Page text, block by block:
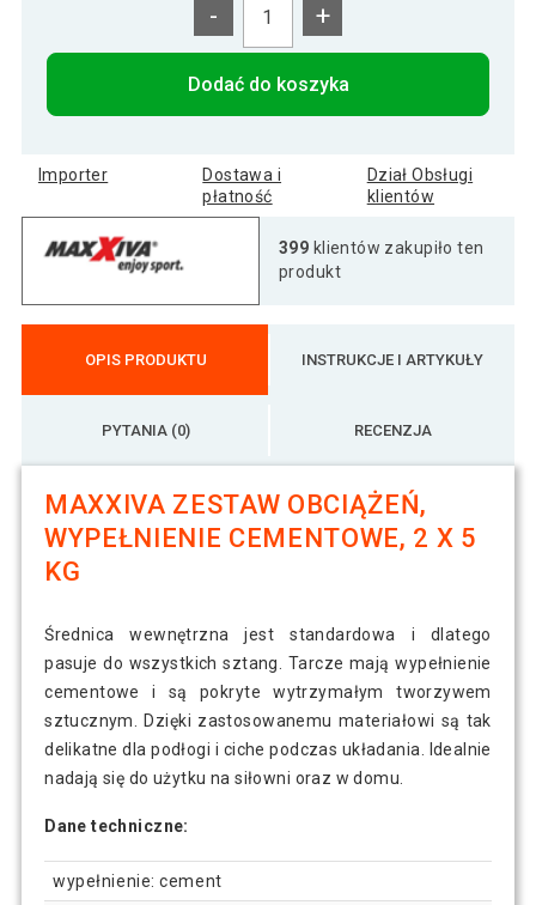
- +
Dodać do koszyka
Importer
Dostawa i
płatność
Dział Obsługi
klientów
399 klientów zakupiło ten
produkt
OPIS PRODUKTU INSTRUKCJE I ARTYKUŁY
PYTANIA (0) RECENZJA
MAXXIVA ZESTAW OBCIĄŻEŃ,
WYPEŁNIENIE CEMENTOWE, 2 X 5
KG
Średnica wewnętrzna jest standardowa i dlatego
pasuje do wszystkich sztang. Tarcze mają wypełnienie
cementowe i są pokryte wytrzymałym tworzywem
sztucznym. Dzięki zastosowanemu materiałowi są tak
delikatne dla podłogi i ciche podczas układania. Idealnie
nadają się do użytku na siłowni oraz w domu.
Dane techniczne:
wypełnienie: cement